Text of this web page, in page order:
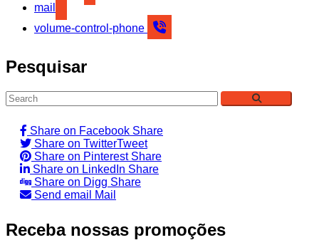
mail
volume-control-phone
Pesquisar
Share on Facebook Share
Share on TwitterTweet
Share on Pinterest Share
Share on LinkedIn Share
Share on Digg Share
Send email
Mail
Receba nossas promoções